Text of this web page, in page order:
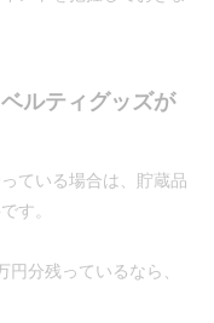
ルティグッズが
ている場合は、貯蔵品
す。
分残っているなら、